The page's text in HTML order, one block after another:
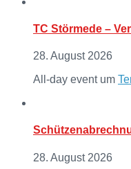
TC Störmede –
28. August 2026
All-day event um
28. August 2026